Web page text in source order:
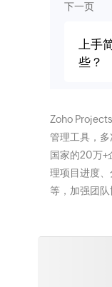
下一页
上手
些？
Zoho
管理工具，
国家的20万+
理项目进度
等，加强团队